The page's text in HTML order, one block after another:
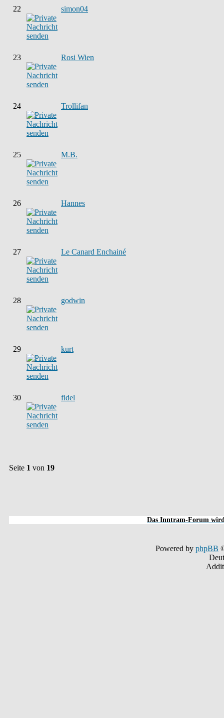
22 simon04
23 Rosi Wien
24 Trollifan
25 M.B.
26 Hannes
27 Le Canard Enchainé
28 godwin
29 kurt
30 fidel
Seite 1 von 19
Das Inntram-Forum
Powered by phpBB